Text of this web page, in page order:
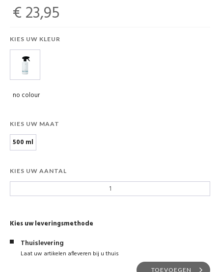
€ 23,95
KIES UW KLEUR
no colour
KIES UW MAAT
500 ml
KIES UW AANTAL
Kies uw leveringsmethode
Thuislevering
Laat uw artikelen afleveren bij u thuis
TOEVOEGEN